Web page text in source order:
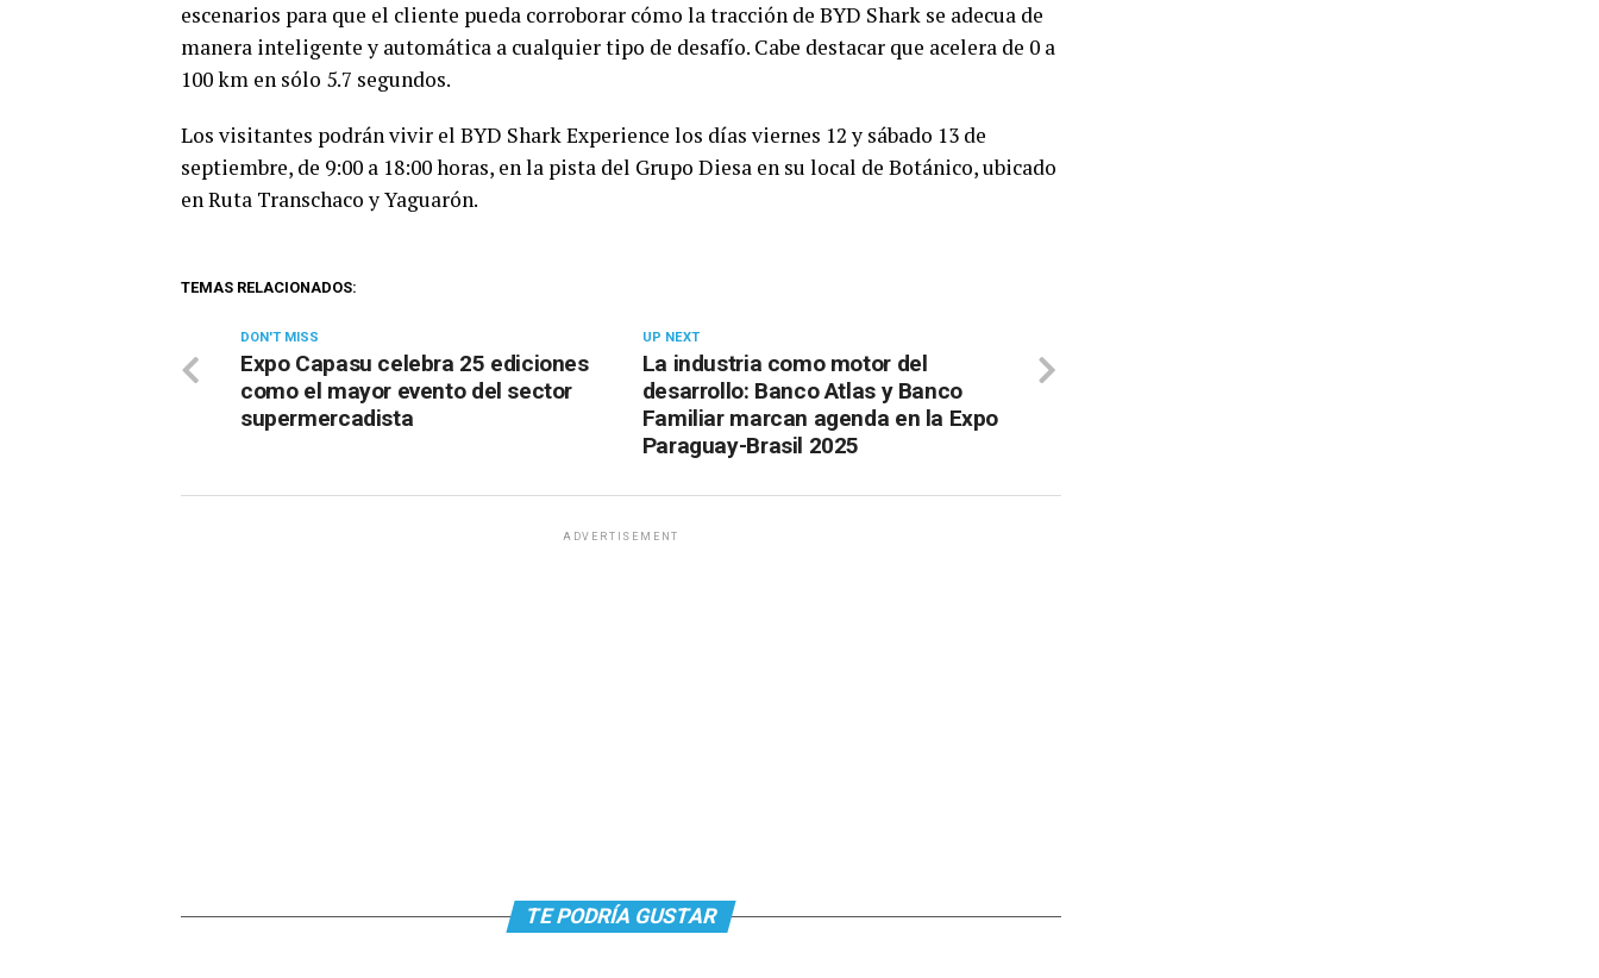
escenarios para que el cliente pueda corroborar cómo la tracción de BYD Shark se adecua de
manera inteligente y automática a cualquier tipo de desafío. Cabe destacar que acelera de 0 a
100 km en sólo 5.7 segundos.
Los visitantes podrán vivir el BYD Shark Experience los días viernes 12 y sábado 13 de
septiembre, de 9:00 a 18:00 horas, en la pista del Grupo Diesa en su local de Botánico, ubicado
en Ruta Transchaco y Yaguarón.
TEMAS RELACIONADOS:
UP NEXT
La industria como motor del
desarrollo: Banco Atlas y Banco
Familiar marcan agenda en la Expo
Paraguay-Brasil 2025
DON'T MISS
Expo Capasu celebra 25 ediciones
como el mayor evento del sector
supermercadista
ADVERTISEMENT
TE PODRÍA GUSTAR